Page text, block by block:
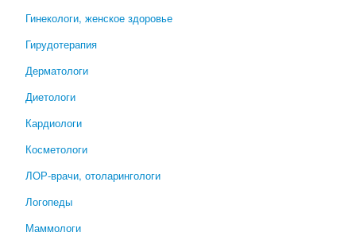
Гинекологи, женское здоровье
Гирудотерапия
Дерматологи
Диетологи
Кардиологи
Косметологи
ЛОР-врачи, отоларингологи
Логопеды
Маммологи